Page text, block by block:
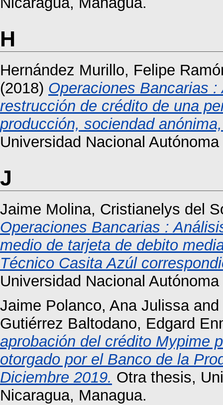
H
Hernández Murillo, Felipe
(2018) Operaciones Bancarias
restrucción de crédito de una
producción, sociendad
Universidad Nacional
J
Jaime Molina, Cristianelys del
Operaciones Bancarias :
medio de tarjeta de debito
Técnico Casita Azúl
Universidad Nacional
Jaime Polanco, Ana Julissaand
Gutiérrez Baltodano, Edgard
aprobación del crédito Mypime
otorgado por el Banco de la
Diciembre 2019. Otra thesis,
Nicaragua, Managua.